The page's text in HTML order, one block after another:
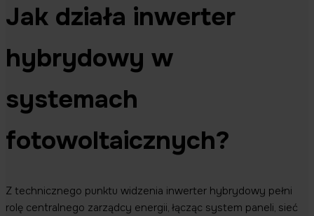
Jak działa inwerter
hybrydowy w
systemach
fotowoltaicznych?
Z technicznego punktu widzenia inwerter hybrydowy pełni
rolę centralnego zarządcy energii, łącząc system paneli, sieć